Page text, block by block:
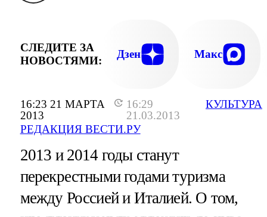
16:23 21 МАРТА
2013
16:29
21.03.2013
РЕДАКЦИЯ ВЕСТИ.РУ
КУЛЬТУРА
СЛЕДИТЕ ЗА
НОВОСТЯМИ:
Дзен Макс
2013 и 2014 годы станут
перекрестными годами туризма
между Россией и Италией. О том,